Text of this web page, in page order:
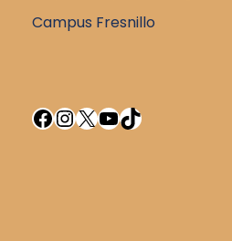
Campus Fresnillo
Facebook InstagramX YouTube TikTok